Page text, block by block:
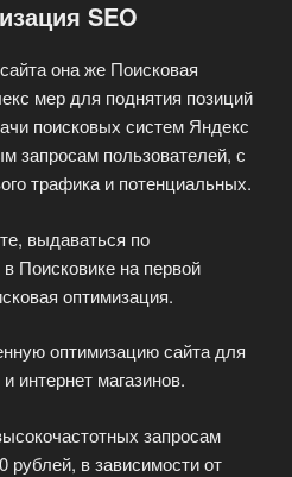
SEO
она же Поисковая
мер для поднятия позиций
поисковых систем Яндекс
запросам пользователей, с
трафика и потенциальных.
выдаваться по
Поисковике на первой
оптимизация.
оптимизацию сайта для
интернет магазинов.
запросам
рублей, в зависимости от